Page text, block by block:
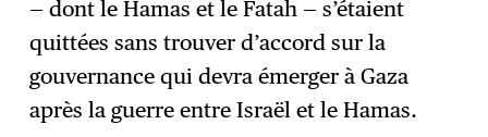
— dont le Hamas et le Fatah — s’étaient
quittées sans trouver d’accord sur la
gouvernance qui devra émerger à Gaza
après la guerre entre Israël et le Hamas.